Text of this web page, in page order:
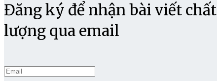
Đăng ký để nhận bài viết chất
lượng qua email